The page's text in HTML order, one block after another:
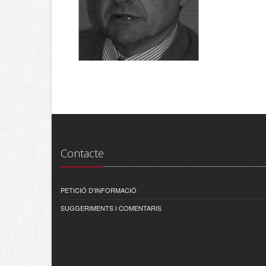
Contacte
PETICIÓ D'INFORMACIÓ
SUGGERIMENTS I COMENTARIS